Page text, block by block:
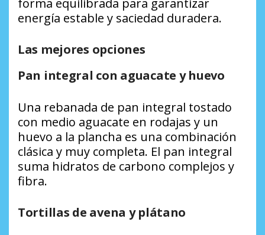
forma equilibrada para garantizar
energía estable y saciedad duradera.
Las mejores opciones
Pan integral con aguacate y huevo
Una rebanada de pan integral tostado
con medio aguacate en rodajas y un
huevo a la plancha es una combinación
clásica y muy completa. El pan integral
suma hidratos de carbono complejos y
fibra.
Tortillas de avena y plátano